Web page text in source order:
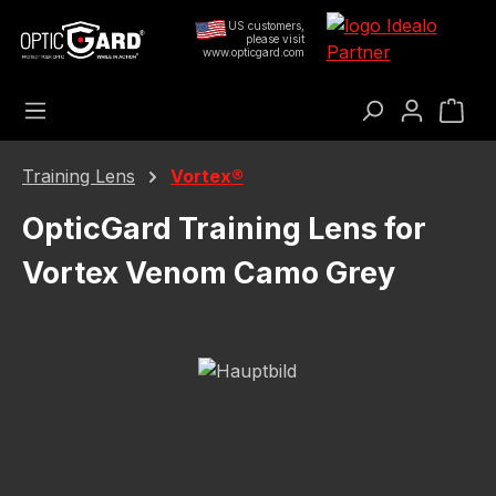
Преминете към основното съдържание
US customers,
please visit
www.opticgard.com
Training Lens Vortex®
OpticGard Training Lens for
Vortex Venom Camo Grey
Пропуснете галерия с изображения